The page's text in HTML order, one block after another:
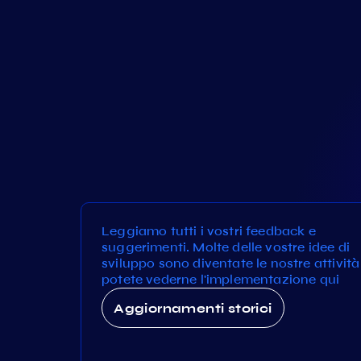
Leggiamo tutti i vostri feedback e
suggerimenti. Molte delle vostre idee di
sviluppo sono diventate le nostre
potete vederne l'implementazione qui
Aggiornamenti storici